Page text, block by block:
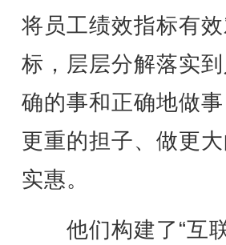
将员工绩效指标有
标，层层分解落实
确的事和正确地做
更重的担子、做更
实惠。
他们构建了“互联